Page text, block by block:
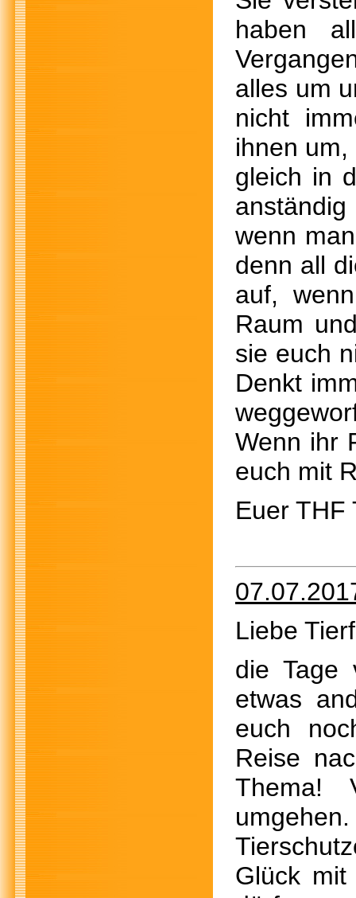
haben
alles um
nicht
ihnen
gleich in
wenn
denn all
auf,
Raum
sie euch
Denkt
Wenn ihr
euch mit
Euer THF
Liebe
die Tage
etwas
euch
Reise
Thema!
Glück